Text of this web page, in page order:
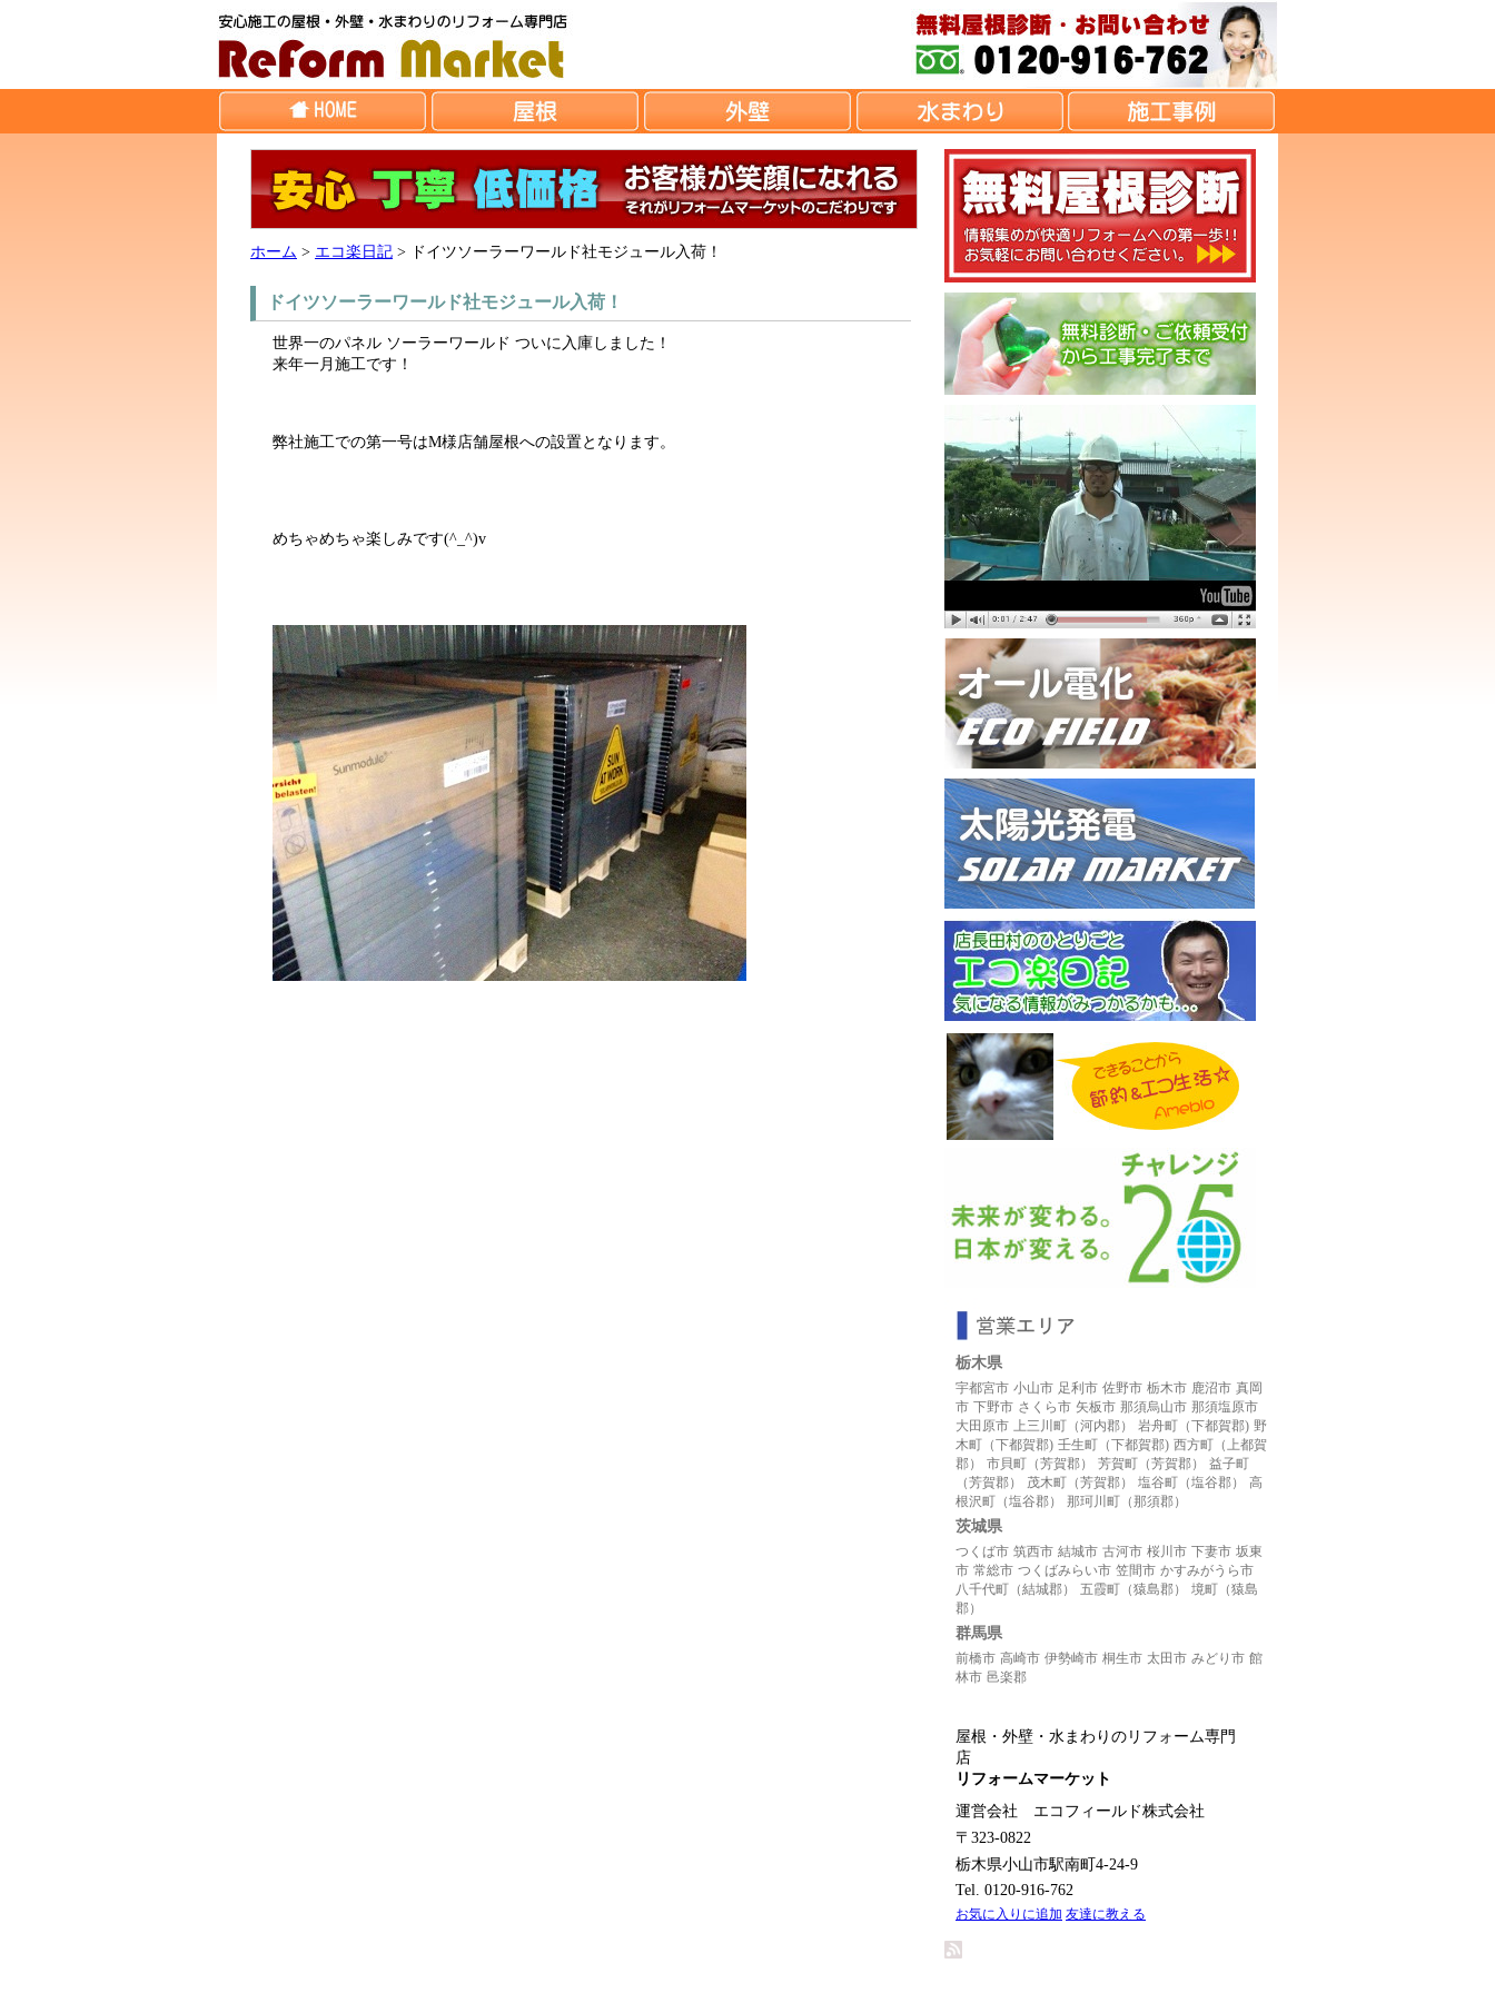
ホーム > エコ楽日記 > ドイツソーラーワールド社モジュール入荷！
ドイツソーラーワールド社モジュール入荷！
世界一のパネル ソーラーワールド ついに入庫しました！
来年一月施工です！
弊社施工での第一号はM様店舗屋根への設置となります。
めちゃめちゃ楽しみです(^_^)v
栃木県
宇都宮市 小山市 足利市 佐野市 栃木市 鹿沼市 真岡
市 下野市 さくら市 矢板市 那須烏山市 那須塩原市
大田原市 上三川町（河内郡） 岩舟町（下都賀郡) 野
木町（下都賀郡) 壬生町（下都賀郡) 西方町（上都賀
郡）
市貝町（芳賀郡） 芳賀町（芳賀郡）
益子町
（芳賀郡）
茂木町（芳賀郡） 塩谷町（塩谷郡）
高
根沢町（塩谷郡）
那珂川町（那須郡）
茨城県
つくば市 筑西市 結城市 古河市 桜川市 下妻市 坂東
市 常総市 つくばみらい市 笠間市 かすみがうら市
八千代町（結城郡）
五霞町（猿島郡）
境町（猿島
郡）
群馬県
前橋市 高崎市 伊勢崎市 桐生市 太田市 みどり市 館
林市 邑楽郡
屋根・外壁・水まわりのリフォーム専門
店
リフォームマーケット
運営会社 エコフィールド株式会社
〒323-0822
栃木県小山市駅南町4-24-9
Tel. 0120-916-762
お気に入りに追加 友達に教える